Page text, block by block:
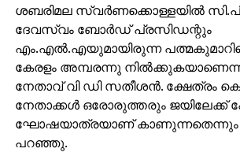
ശബരിമല സ്വര്‍ണക്കൊള്ളയില്‍
ദേവസ്വം ബോര്‍ഡ് പ്രസിഡന്റും
എം.എല്‍.എയുമായിരുന്ന
കേരളം അമ്പരന്നു
നേതാവ് വി ഡി സതീശന്‍. ക്ഷേത്രം
നേതാക്കള്‍ ഒരോരുത്തരും ജയിലേക്ക്
ഘോഷയാത്രയാണ് കാണുന്നതെന്നും
പറഞ്ഞു.